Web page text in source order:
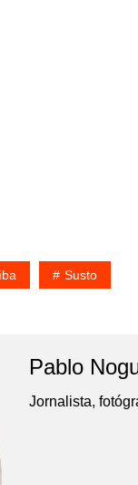
Susto
Pablo
Jornalista,